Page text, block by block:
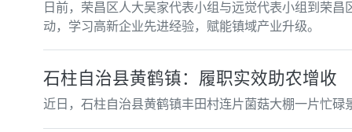
日前，荣昌区人大吴家代表小组与远觉代表小组到荣
动，学习高新企业先进经验，赋能镇域产业升级。
石柱自治县黄鹤镇：履职实效助农增收
近日，石柱自治县黄鹤镇丰田村连片菌菇大棚一片忙